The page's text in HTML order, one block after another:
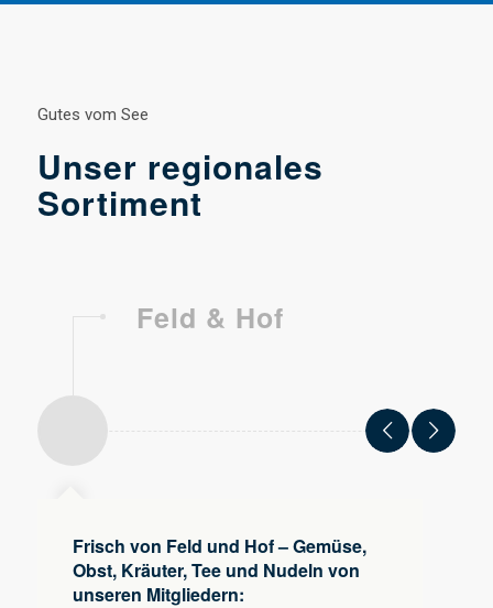
Gutes vom See
Unser regionales
Sortiment
Feld & Hof
Frisch von Feld und Hof – Gemüse,
Obst, Kräuter, Tee und Nudeln von
unseren Mitgliedern: